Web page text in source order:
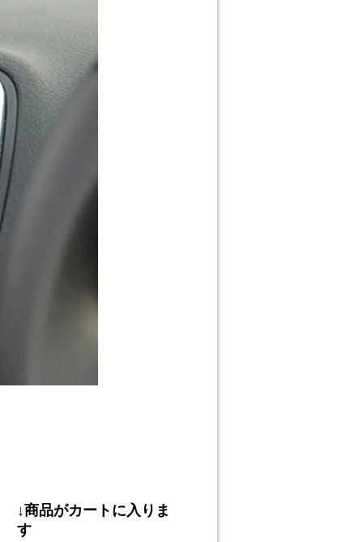
↓商品がカートに入りま
す